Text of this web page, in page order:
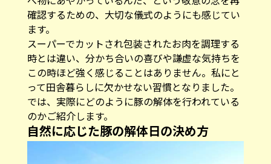
確認するための、大切な儀式のようにも感じてい
ます。
スーパーでカットされ包装されたお肉を調理する
時とは違い、分かち合いの喜びや謙虚な気持ちを
この時ほど強く感じることはありません。私にと
って田舎暮らしに欠かせない習慣となりました。
では、実際にどのように豚の解体を行われている
のかご紹介します。
自然に応じた豚の解体日の決め方